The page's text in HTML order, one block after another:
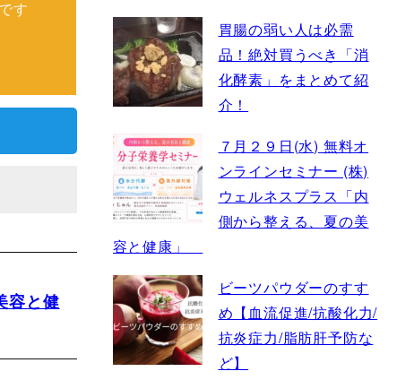
す
容と健
胃腸の弱い人は必需
品！絶対買うべき「消
化酵素」をまとめて紹
介！
７月２９日(水) 無料オ
ンラインセミナー (株)
ウェルネスプラス「内
側から整える、夏の美
容と健康」
ビーツパウダーのすす
め【血流促進/抗酸化力/
抗炎症力/脂肪肝予防な
ど】